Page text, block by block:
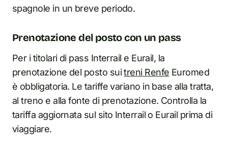
spagnole in un breve periodo.
Prenotazione del posto con un pass
Per i titolari di pass Interrail e Eurail, la
prenotazione del posto suitreni Renfe Euromed
è obbligatoria. Le tariffe variano in base alla tratta,
al treno e alla fonte di prenotazione. Controlla la
tariffa aggiornata sul sito Interrail o Eurail prima di
viaggiare.